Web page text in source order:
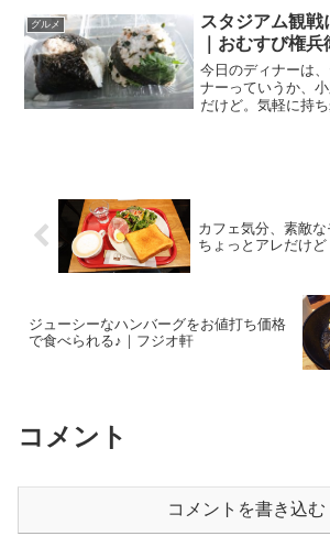
クを使って、酪農
かしたヨー...
グルメ
スタジアム観戦
｜おむすび権兵
今日のディナーは
ナーっていうか、
だけど。気軽に持
カフェ気分、素敵
ちょっとアレだけ
ジューシーなハンバーグをお値打ち価格
で食べられる♪｜フジオ軒
コメント
コメントを書き込む